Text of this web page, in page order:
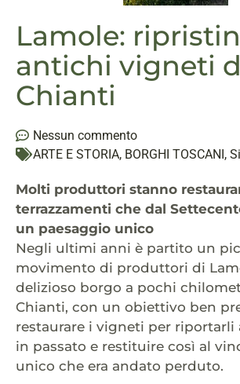
Lamole:
antichi vigneti
Chianti
Nessun commento
ARTE E STORIA, BORGHI TOSCANI,
Molti produttori stanno
terrazzamenti che dal
un paesaggio unico
Negli ultimi anni è partito un
movimento di produttori di
delizioso borgo a pochi
Chianti, con un obiettivo ben
restaurare i vigneti per riportarli
in passato e restituire così al
unico che era andato perduto.